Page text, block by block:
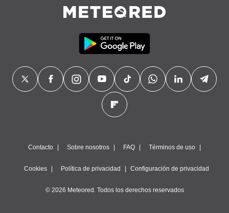
Contacto Sobre nosotros FAQ Términos de uso
Cookies Política de privacidad Configuración de privacidad
© 2026 Meteored. Todos los derechos reservados